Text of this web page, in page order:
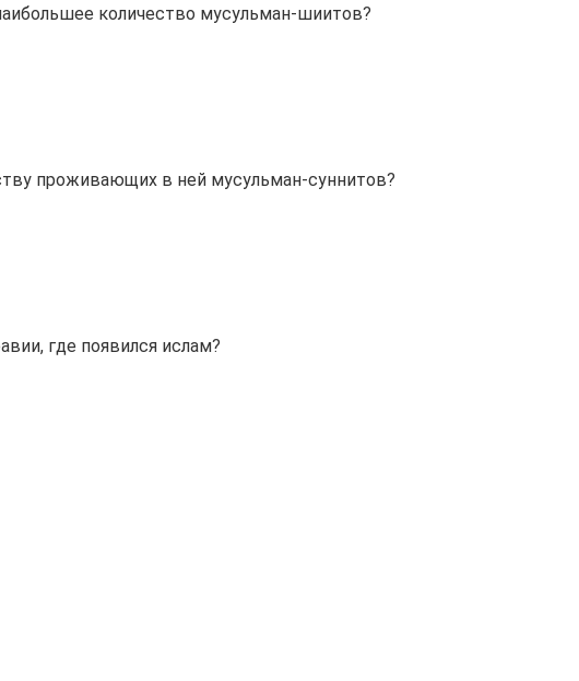
количество мусульман-шиитов?
проживающих в ней мусульман-суннитов?
где появился ислам?